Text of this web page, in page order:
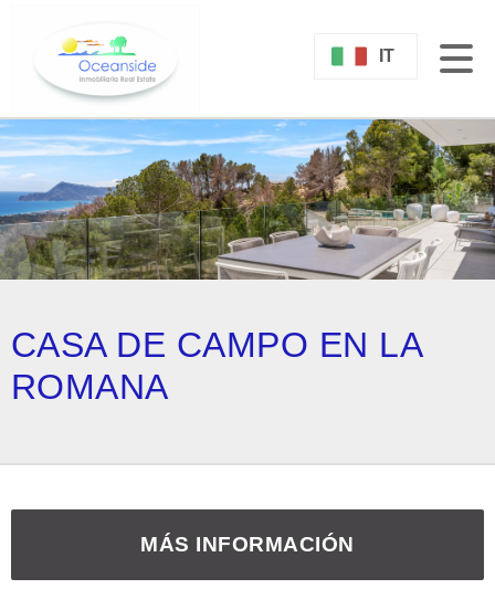
IT
CASA DE CAMPO EN LA
ROMANA
MÁS INFORMACIÓN